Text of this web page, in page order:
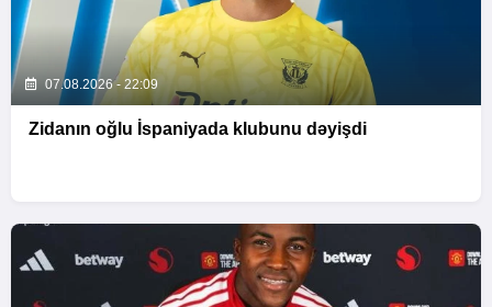
07.08.2026 - 22:09
Zidanın oğlu İspaniyada klubunu dəyişdi